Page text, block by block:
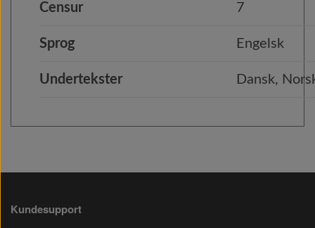
Censur 7
Sprog Engelsk
Undertekster Dansk,
Kundesupport